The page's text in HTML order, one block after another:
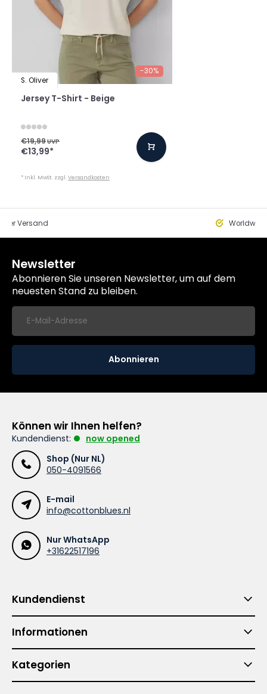
-30%
S. Oliver
Jersey T-Shirt - Beige
€19,99UVP
€13,99*
* Inkl. MwSt. zzgl.Versandkosten
Versand
Newsletter
Abonnieren Sie unseren Newsletter, um auf dem
neuesten Stand zu bleiben.
Abonnieren
Können wir Ihnen helfen?
Kundendienst:
now opened
Shop (Nur NL)
050-4091566
E-mail
info@cottonblues.nl
Nur WhatsApp
+31622517196
Kundendienst
Informationen
Kategorien